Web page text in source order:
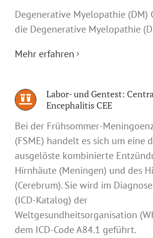
Degenerative Myelopathie (DM)
die Degenerative Myelopathie
Mehr erfahren
Labor- und Gentest:
Encephalitis CEE
Bei der Frühsommer-
(FSME) handelt es sich um eine
ausgelöste kombinierte
Hirnhäute (Meningen) und des
(Cerebrum). Sie wird im
(ICD-Katalog) der
Weltgesundheitsorganisation
dem ICD-Code A84.1 geführt.